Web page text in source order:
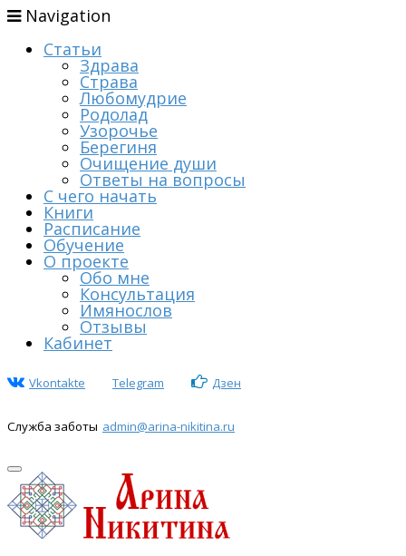
Navigation
Статьи
Здрава
Страва
Любомудрие
Родолад
Узорочье
Берегиня
Очищение души
Ответы на вопросы
С чего начать
Книги
Расписание
Обучение
О проекте
Обо мне
Консультация
Имянослов
Отзывы
Кабинет
Vkontakte Telegram Дзен
Служба заботы admin@arina-nikitina.ru